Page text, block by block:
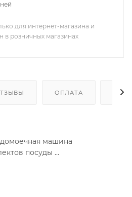
для интернет-магазина и
в розничных магазинах
ОПЛАТА
машина
посуды